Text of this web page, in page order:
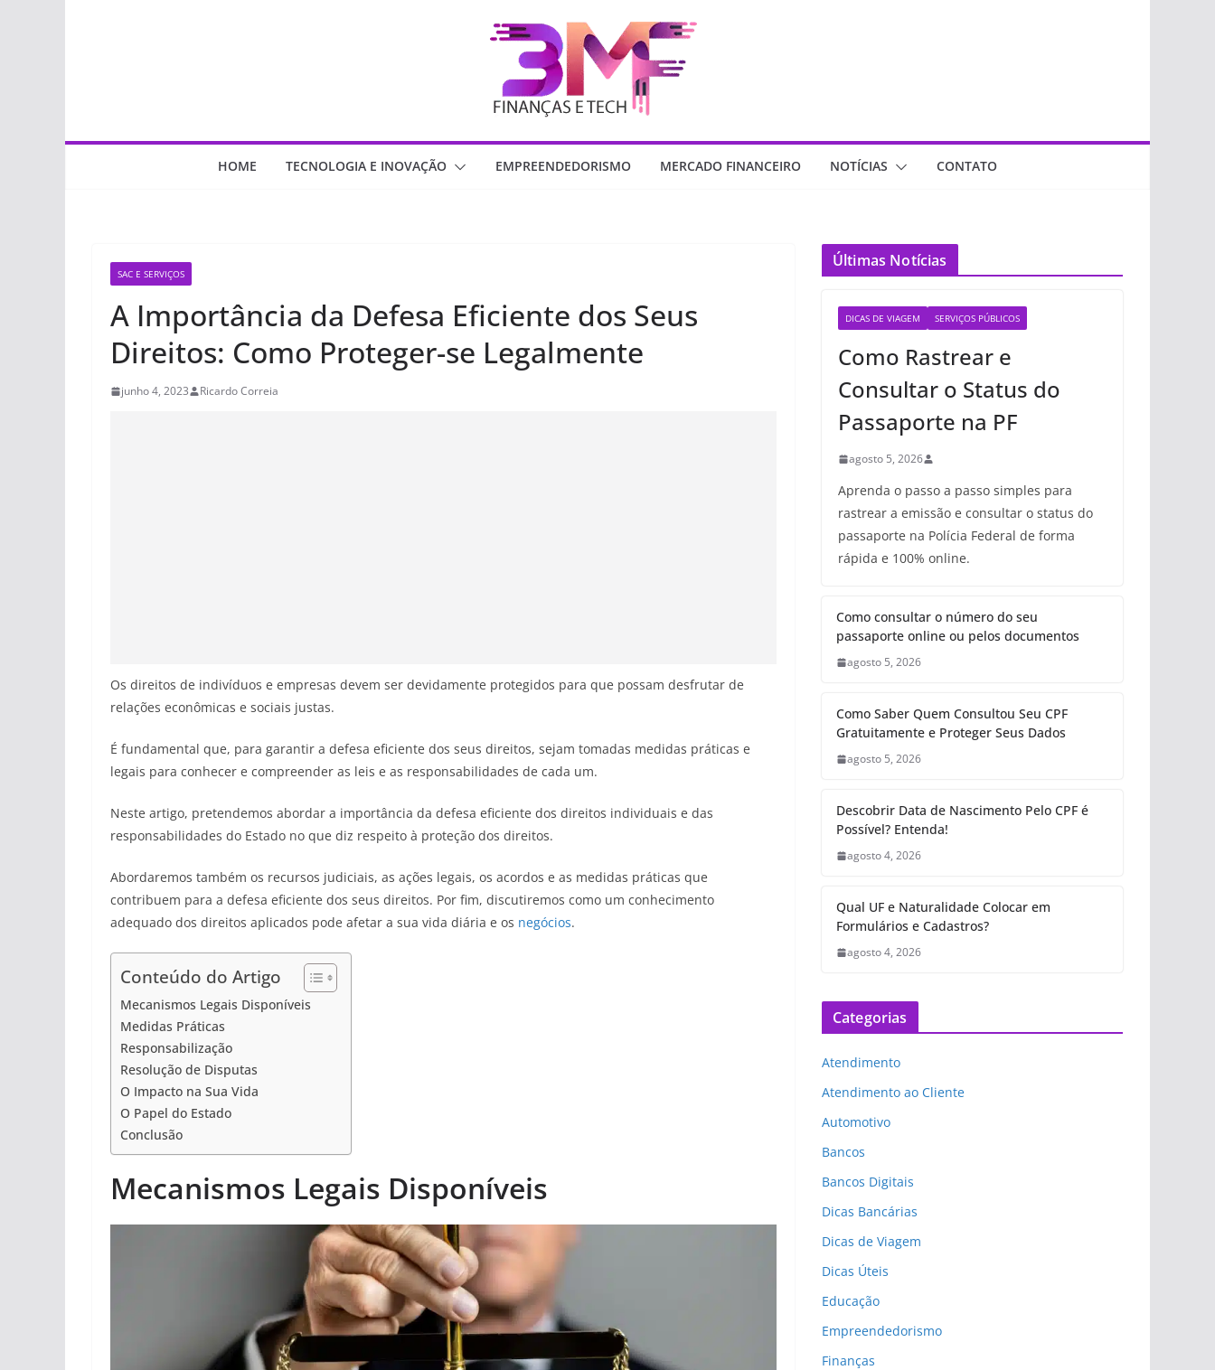
HOME TECNOLOGIA E INOVAÇÃO EMPREENDEDORISMO MERCADO FINANCEIRO NOTÍCIAS CONTATO
SAC E SERVIÇOS
A Importância da Defesa Eficiente dos Seus
Direitos: Como Proteger-se Legalmente
junho 4, 2023 Ricardo Correia
Os direitos de indivíduos e empresas devem ser devidamente protegidos para que possam desfrutar de
relações econômicas e sociais justas.
É fundamental que, para garantir a defesa eficiente dos seus direitos, sejam tomadas medidas práticas e
legais para conhecer e compreender as leis e as responsabilidades de cada um.
Neste artigo, pretendemos abordar a importância da defesa eficiente dos direitos individuais e das
responsabilidades do Estado no que diz respeito à proteção dos direitos.
Abordaremos também os recursos judiciais, as ações legais, os acordos e as medidas práticas que
contribuem para a defesa eficiente dos seus direitos. Por fim, discutiremos como um conhecimento
adequado dos direitos aplicados pode afetar a sua vida diária e os negócios.
Conteúdo do Artigo
Mecanismos Legais Disponíveis
Medidas Práticas
Responsabilização
Resolução de Disputas
O Impacto na Sua Vida
O Papel do Estado
Conclusão
Mecanismos Legais Disponíveis
Últimas Notícias
DICAS DE VIAGEM SERVIÇOS PÚBLICOS
Como Rastrear e
Consultar o Status do
Passaporte na PF
agosto 5, 2026
Aprenda o passo a passo simples para
rastrear a emissão e consultar o status do
passaporte na Polícia Federal de forma
rápida e 100% online.
Como consultar o número do seu
passaporte online ou pelos documentos
agosto 5, 2026
Como Saber Quem Consultou Seu CPF
Gratuitamente e Proteger Seus Dados
agosto 5, 2026
Descobrir Data de Nascimento Pelo CPF é
Possível? Entenda!
agosto 4, 2026
Qual UF e Naturalidade Colocar em
Formulários e Cadastros?
agosto 4, 2026
Categorias
Atendimento
Atendimento ao Cliente
Automotivo
Bancos
Bancos Digitais
Dicas Bancárias
Dicas de Viagem
Dicas Úteis
Educação
Empreendedorismo
Finanças